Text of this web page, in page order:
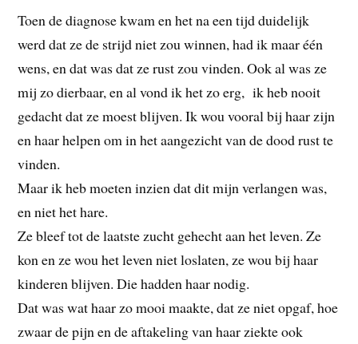
Toen de diagnose kwam en het na een tijd duidelijk
werd dat ze de strijd niet zou winnen, had ik maar één
wens, en dat was dat ze rust zou vinden. Ook al was ze
mij zo dierbaar, en al vond ik het zo erg, ik heb nooit
gedacht dat ze moest blijven. Ik wou vooral bij haar zijn
en haar helpen om in het aangezicht van de dood rust te
vinden.
Maar ik heb moeten inzien dat dit mijn verlangen was,
en niet het hare.
Ze bleef tot de laatste zucht gehecht aan het leven. Ze
kon en ze wou het leven niet loslaten, ze wou bij haar
kinderen blijven. Die hadden haar nodig.
Dat was wat haar zo mooi maakte, dat ze niet opgaf, hoe
zwaar de pijn en de aftakeling van haar ziekte ook